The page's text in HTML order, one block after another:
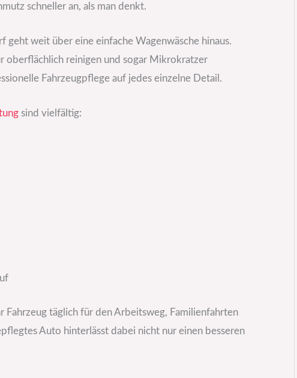
schneller an, als man denkt.
geht weit über eine einfache Wagenwäsche hinaus.
oberflächlich reinigen und sogar Mikrokratzer
Fahrzeugpflege auf jedes einzelne Detail.
sind vielfältig:
Fahrzeug täglich für den Arbeitsweg, Familienfahrten
Auto hinterlässt dabei nicht nur einen besseren